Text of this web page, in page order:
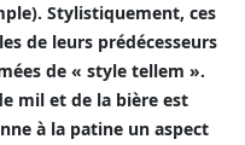
Stylistiquement, ces
de leurs prédécesseurs
de « style tellem ».
mil et de la bière est
à la patine un aspect